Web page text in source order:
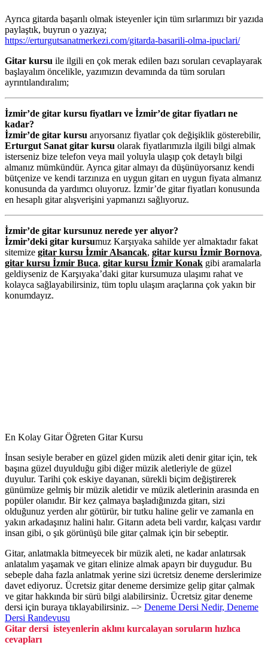
Ayrıca gitarda başarılı olmak isteyenler için tüm sırlarımızı bir yazıda
paylaştık, buyrun o yazıya;
https://erturgutsanatmerkezi.com/gitarda-basarili-olma-ipuclari/
Gitar kursu ile ilgili en çok merak edilen bazı soruları cevaplayarak
başlayalım öncelikle, yazımızın devamında da tüm soruları
ayrıntılandıralım;
İzmir’de gitar kursu fiyatları ve İzmir’de gitar fiyatları ne
kadar?
İzmir’de gitar kursu arıyorsanız fiyatlar çok değişiklik gösterebilir,
Erturgut Sanat gitar kursu olarak fiyatlarımızla ilgili bilgi almak
isterseniz bize telefon veya mail yoluyla ulaşıp çok detaylı bilgi
almanız mümkündür. Ayrıca gitar almayı da düşünüyorsanız kendi
bütçenize ve kendi tarzınıza en uygun gitarı en uygun fiyata almanız
konusunda da yardımcı oluyoruz. İzmir’de gitar fiyatları konusunda
en hesaplı gitar alışverişini yapmanızı sağlıyoruz.
İzmir’de gitar kursunuz nerede yer alıyor?
İzmir’deki gitar kursumuz Karşıyaka sahilde yer almaktadır fakat
sitemize gitar kursu İzmir Alsancak, gitar kursu İzmir Bornova,
gitar kursu İzmir Buca, gitar kursu İzmir Konak gibi aramalarla
geldiyseniz de Karşıyaka’daki gitar kursumuza ulaşımı rahat ve
kolayca sağlayabilirsiniz, tüm toplu ulaşım araçlarına çok yakın bir
konumdayız.
En Kolay Gitar Öğreten Gitar Kursu
İnsan sesiyle beraber en güzel giden müzik aleti denir gitar için, tek
başına güzel duyulduğu gibi diğer müzik aletleriyle de güzel
duyulur. Tarihi çok eskiye dayanan, sürekli biçim değiştirerek
günümüze gelmiş bir müzik aletidir ve müzik aletlerinin arasında en
popüler olanıdır. Bir kez çalmaya başladığınızda gitarı, sizi
olduğunuz yerden alır götürür, bir tutku haline gelir ve zamanla en
yakın arkadaşınız halini halır. Gitarın adeta beli vardır, kalçası vardır
insan gibi, o şık görünüşü bile gitar çalmak için bir sebeptir.
Gitar, anlatmakla bitmeyecek bir müzik aleti, ne kadar anlatırsak
anlatalım yaşamak ve gitarı elinize almak apayrı bir duygudur. Bu
sebeple daha fazla anlatmak yerine sizi ücretsiz deneme derslerimize
davet ediyoruz. Ücretsiz gitar deneme dersimize gelip gitar çalmak
ve gitar hakkında bir sürü bilgi alabilirsiniz. Ücretsiz gitar deneme
dersi için buraya tıklayabilirsiniz. –> Deneme Dersi Nedir, Deneme
Dersi Randevusu
Gitar dersi isteyenlerin aklını kurcalayan soruların hızlıca
cevapları